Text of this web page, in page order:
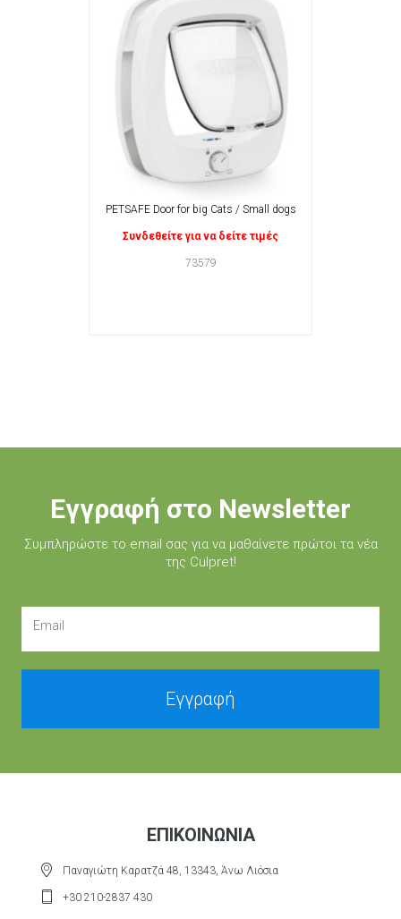
PETSAFE Door for big Cats / Small dogs
Συνδεθείτε για να δείτε τιμές
73579
Εγγραφή στο Newsletter
Συμπληρώστε τo email σας για να μαθαίνετε πρώτοι τα νέα
της Culpret!
Email
Εγγραφή
ΕΠΙΚΟΙΝΩΝΊΑ
Παναγιώτη Καρατζά 48, 13343, Άνω Λιόσια
+30 210-2837 430